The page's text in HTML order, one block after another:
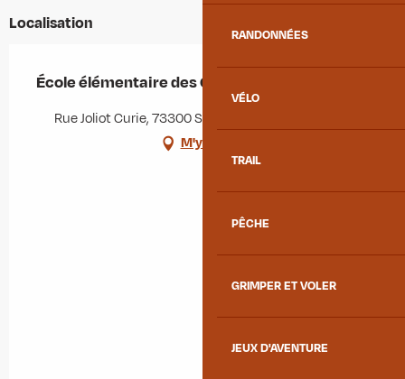
RANDONNÉES
VÉLO
TRAIL
PÊCHE
GRIMPER ET VOLER
JEUX D'AVENTURE
Localisation
École élémentaire des Chaudannes
Rue Joliot Curie, 73300 Saint-Jean-de-Maurienne
M'y rendre